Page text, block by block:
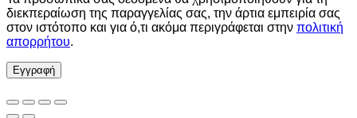
διεκπεραίωση της παραγγελίας σας, την άρτια εμπειρία σας
στον ιστότοπο και για ό,τι ακόμα περιγράφεται στην πολιτική
απορρήτου.
Εγγραφή